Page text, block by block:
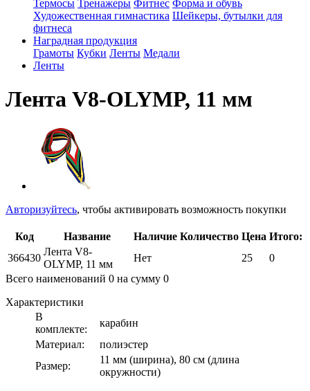
Термосы Тренажеры Фитнес Форма и обувь
Художественная гимнастика Шейкеры, бутылки для
фитнеса
Наградная продукция
Грамоты Кубки Ленты Медали
Ленты
Лента V8-OLYMP, 11 мм
Авторизуйтесь, чтобы активировать возможность покупки
Код Название Наличие Количество Цена Итого:
366430
Лента V8-
OLYMP, 11 мм
Нет 25
0
Всего наименований 0 на сумму 0
Характеристики
В
комплекте:
карабин
Материал:
полиэстер
Размер:
11 мм (ширина), 80 см (длина
окружности)